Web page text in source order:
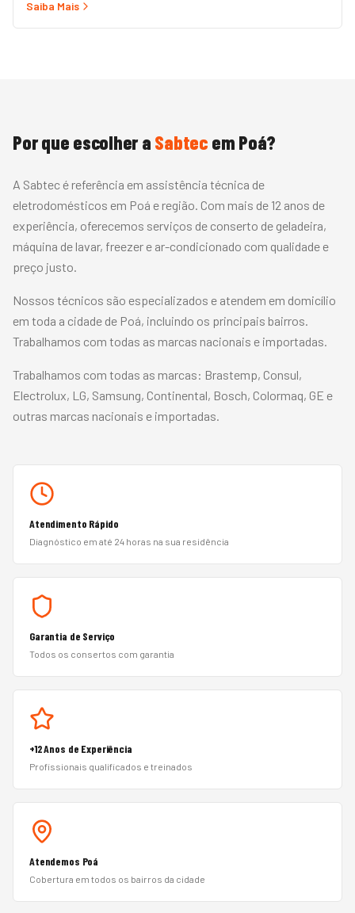
Saiba Mais
Por que escolher a Sabtec em Poá?
A Sabtec é referência em assistência técnica de
eletrodomésticos em Poá e região. Com mais de 12 anos de
experiência, oferecemos serviços de conserto de geladeira,
máquina de lavar, freezer e ar-condicionado com qualidade e
preço justo.
Nossos técnicos são especializados e atendem em domicílio
em toda a cidade de Poá, incluindo os principais bairros.
Trabalhamos com todas as marcas nacionais e importadas.
Trabalhamos com todas as marcas: Brastemp, Consul,
Electrolux, LG, Samsung, Continental, Bosch, Colormaq, GE e
outras marcas nacionais e importadas.
Atendimento Rápido
Diagnóstico em até 24 horas na sua residência
Garantia de Serviço
Todos os consertos com garantia
+12 Anos de Experiência
Profissionais qualificados e treinados
Atendemos Poá
Cobertura em todos os bairros da cidade